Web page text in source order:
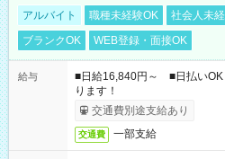
アルバイト 職種未経験OK 社会人未
ブランクOK
WEB登録・面接OK
給与
■日給16,840円～ ■日払い
ります！
交通費別途支給あり
交通費 一部支給